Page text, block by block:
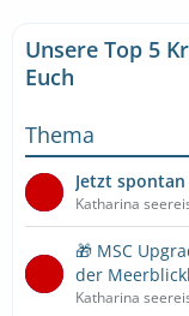
Unsere Top 5
Euch
Thema
Jetzt
Katharina
🎁 MSC
der
Katharina